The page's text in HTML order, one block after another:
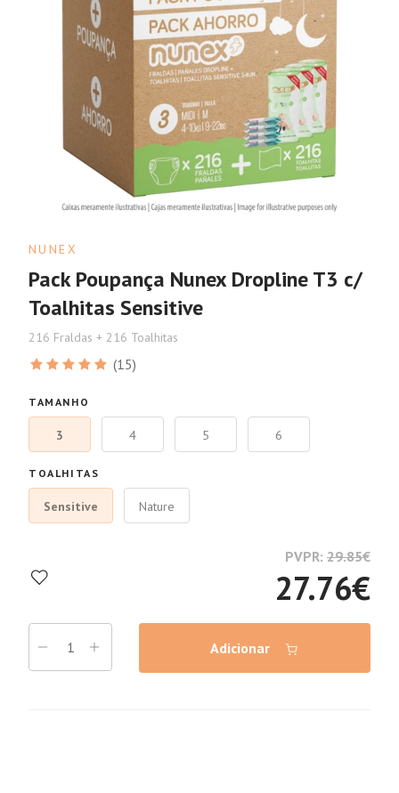
NUNEX
Pack Poupança Nunex Dropline T3 c/
Toalhitas Sensitive
216 Fraldas + 216 Toalhitas
(15)
TAMANHO
3 4 5 6
TOALHITAS
Sensitive Nature
PVPR: 29.85€
27.76€
Adicionar